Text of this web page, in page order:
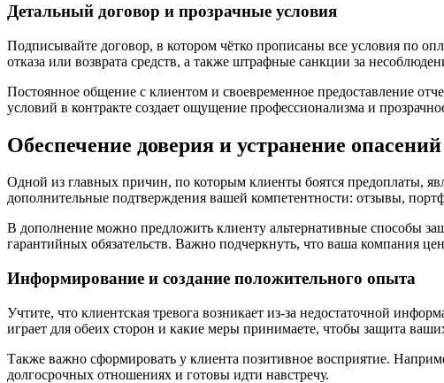
Детальный договор и прозрачные условия
Подписывайте договор, в котором чётко прописаны все условия по
отказа или возврата средств, а также штрафные санкции за
Постоянное общение с клиентом и своевременное предоставление
условий в контракте создает ощущение профессионализма и
Обеспечение доверия и устранение
Одной из главных причин, по которым клиенты боятся предоплаты,
дополнительные подтверждения вашей компетентности: отзывы,
В дополнение можно предложить клиенту альтернативные способы
гарантийных обязательств. Важно подчеркнуть, что ваша компания
Информирование и создание положительного опыта
Учтите, что клиентская тревога возникает из-за недостаточной
играет для обеих сторон и какие меры принимаете, чтобы защита
Также важно сформировать у клиента позитивное восприятие.
долгосрочных отношениях и готовы идти навстречу.